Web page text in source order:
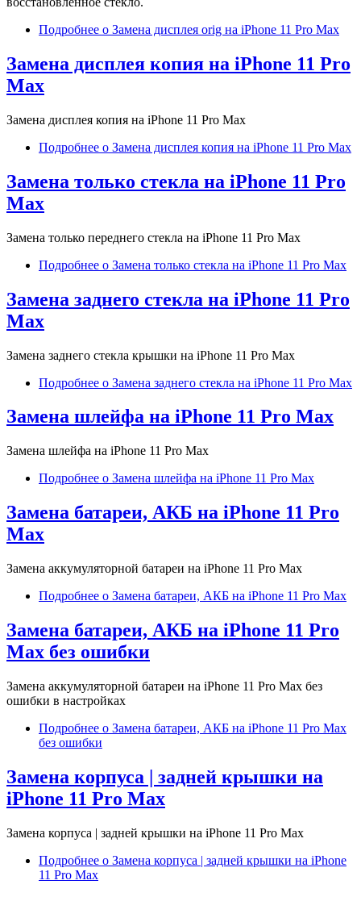
Подробнее о Замена дисплея orig на iPhone 11 Pro Max
Замена дисплея копия на iPhone 11 Pro
Max
Замена дисплея копия на iPhone 11 Pro Max
Подробнее о Замена дисплея копия на iPhone 11 Pro Max
Замена только стекла на iPhone 11 Pro
Max
Замена только переднего стекла на iPhone 11 Pro Max
Подробнее о Замена только стекла на iPhone 11 Pro Max
Замена заднего стекла на iPhone 11 Pro
Max
Замена заднего стекла крышки на iPhone 11 Pro Max
Подробнее о Замена заднего стекла на iPhone 11 Pro Max
Замена шлейфа на iPhone 11 Pro Max
Замена шлейфа на iPhone 11 Pro Max
Подробнее о Замена шлейфа на iPhone 11 Pro Max
Замена батареи, АКБ на iPhone 11 Pro
Max
Замена аккумуляторной батареи на iPhone 11 Pro Max
Подробнее о Замена батареи, АКБ на iPhone 11 Pro Max
Замена батареи, АКБ на iPhone 11 Pro
Max без ошибки
Замена аккумуляторной батареи на iPhone 11 Pro Max без
ошибки в настройках
Подробнее о Замена батареи, АКБ на iPhone 11 Pro Max
без ошибки
Замена корпуса | задней крышки на
iPhone 11 Pro Max
Замена корпуса | задней крышки на iPhone 11 Pro Max
Подробнее о Замена корпуса | задней крышки на iPhone
11 Pro Max